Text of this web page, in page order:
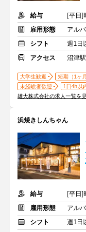
給与
雇用形態
アル
シフト
週1日
アクセス
沼津駅
大学生歓迎 短期（1ヶ
未経験者歓迎
1日4h以
雄大株式会社の求人一覧を
浜焼きしんちゃん
給与
雇用形態
アル
シフト
週1日